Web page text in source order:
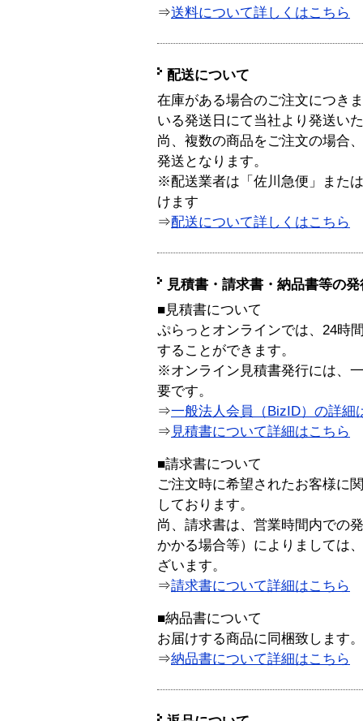
⇒送料について詳しくはこちら
配送について
在庫がある場合のご注文につき
いる発送日にて当社より発送い
尚、複数の商品をご注文の場合
発送となります。
※配送業者は「佐川急便」また
けます
⇒配送について詳しくはこちら
見積書・請求書・納品書等の
■見積書について
ぷらっとオンラインでは、24時
することができます。
※オンライン見積書発行には、
要です。
⇒一般法人会員（BizID）の詳細
⇒ 見積書について詳細はこちら
■請求書について
ご注文時に希望されたお客様に
しております。
尚、請求書は、営業時間内での
かかる場合等）によりましては
ざいます。
⇒請求書について詳細はこちら
■納品書について
お届けする商品に同梱致します。
⇒納品書について詳細はこちら